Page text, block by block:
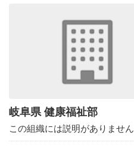
岐阜県 健康福祉部
この組織には説明がありません